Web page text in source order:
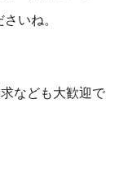
いね。
なども大歓迎で